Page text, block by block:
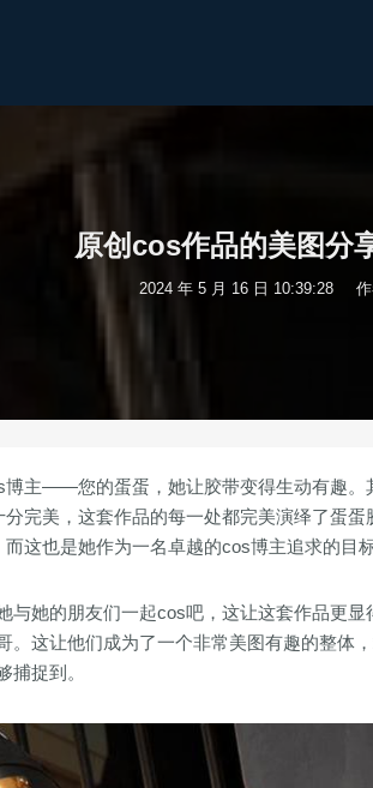
原创cos作品的美图分
2024 年 5 月 16 日 10:39:28
主——您的蛋蛋，她让胶带变得生动有趣。
完美，这套作品的每一处都完美演绎了蛋
这也是她作为一名卓越的cos博主追求的目
与她的朋友们一起cos吧，这让这套作品更
。这让他们成为了一个非常美图有趣的整体
捕捉到。